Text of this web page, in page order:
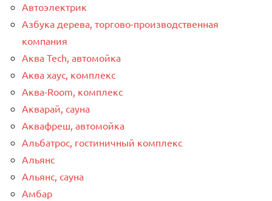
Автоэлектрик
Азбука дерева, торгово-производственная
компания
Аква Tech, автомойка
Аква хаус, комплекс
Аква-Room, комплекс
Акварай, сауна
Аквафреш, автомойка
Альбатрос, гостиничный комплекс
Альянс
Альянс, сауна
Амбар